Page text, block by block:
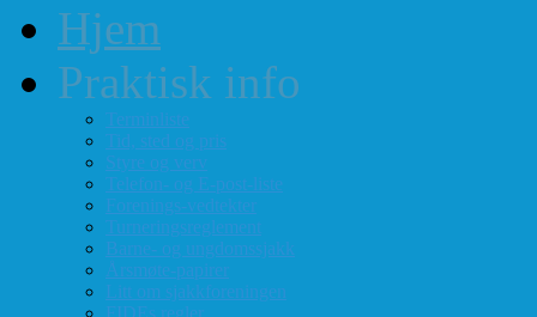
Hjem
Praktisk info
Terminliste
Tid, sted og pris
Styre og verv
Telefon- og E-post-liste
Forenings-vedtekter
Turneringsreglement
Barne- og ungdomssjakk
Årsmøte-papirer
Litt om sjakkforeningen
FIDEs regler